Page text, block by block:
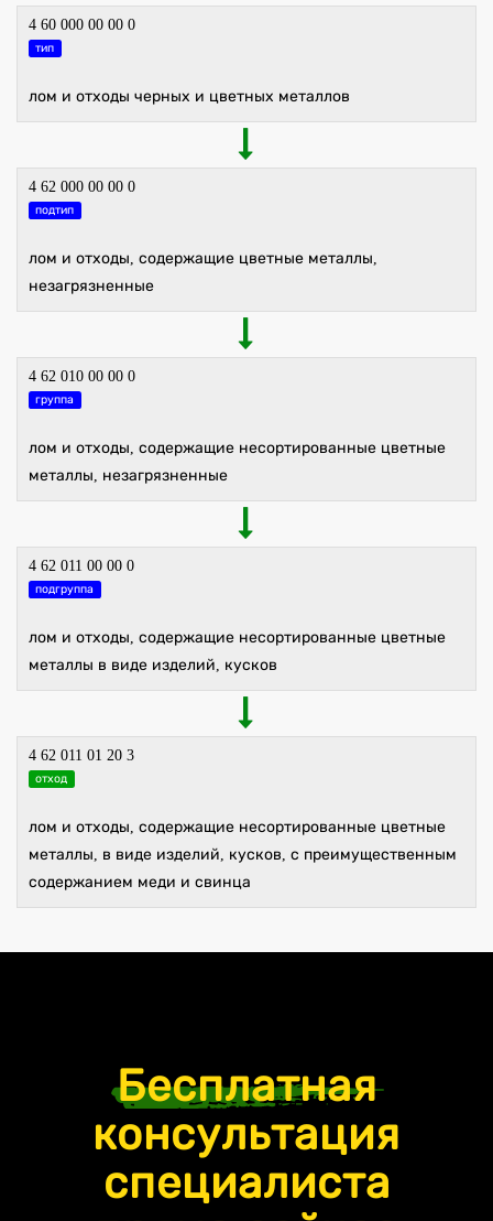
4 60 000 00 00 0
тип
лом и отходы черных и цветных металлов
4 62 000 00 00 0
подтип
лом и отходы, содержащие цветные металлы,
незагрязненные
4 62 010 00 00 0
группа
лом и отходы, содержащие несортированные цветные
металлы, незагрязненные
4 62 011 00 00 0
подгруппа
лом и отходы, содержащие несортированные цветные
металлы в виде изделий, кусков
4 62 011 01 20 3
отход
лом и отходы, содержащие несортированные цветные
металлы, в виде изделий, кусков, с преимущественным
содержанием меди и свинца
Бесплатная
консультация
специалиста